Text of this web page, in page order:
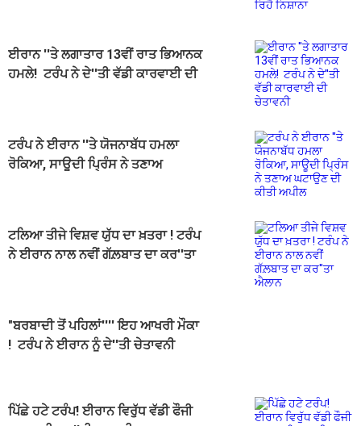
ਈਰਾਨ ''ਤੇ ਲਗਾਤਾਰ 13ਵੀਂ ਰਾਤ ਭਿਆਨਕ
ਹਮਲੇ! ਟਰੰਪ ਨੇ ਦੇ''ਤੀ ਵੱਡੀ ਕਾਰਵਾਈ ਦੀ
ਟਰੰਪ ਨੇ ਈਰਾਨ ''ਤੇ ਯੋਜਨਾਬੱਧ ਹਮਲਾ
ਰੋਕਿਆ, ਸਾਊਦੀ ਪ੍ਰਿੰਸ ਨੇ ਤਣਾਅ
ਟਲਿਆ ਤੀਜੇ ਵਿਸ਼ਵ ਯੁੱਧ ਦਾ ਖ਼ਤਰਾ ! ਟਰੰਪ
ਨੇ ਈਰਾਨ ਨਾਲ ਨਵੀਂ ਗੱਲ਼ਬਾਤ ਦਾ ਕਰ''ਤਾ
"ਬਰਬਾਦੀ ਤੋਂ ਪਹਿਲਾਂ'''' ਇਹ ਆਖਰੀ ਮੌਕਾ
! ਟਰੰਪ ਨੇ ਈਰਾਨ ਨੂੰ ਦੇ''ਤੀ ਚੇਤਾਵਨੀ
ਪਿੱਛੇ ਹਟੇ ਟਰੰਪ! ਈਰਾਨ ਵਿਰੁੱਧ ਵੱਡੀ ਫੌਜੀ